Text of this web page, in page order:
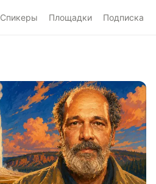
Спикеры Площадки Подписка